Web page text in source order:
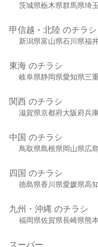
茨城県栃木県群馬県埼
甲信越・北陸 のチラシ
新潟県富山県石川県福
東海 のチラシ
岐阜県静岡県愛知県三
関西 のチラシ
滋賀県京都府大阪府兵
中国 のチラシ
鳥取県島根県岡山県広
四国 のチラシ
徳島県香川県愛媛県高
九州・沖縄 のチラシ
福岡県佐賀県長崎県熊
スーパー